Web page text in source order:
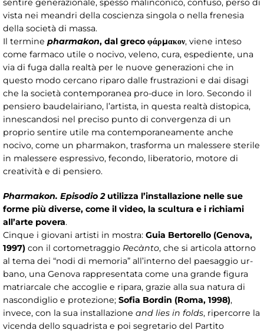
sentire generazionale, spesso malinconico, confuso, perso di
vista nei meandri della coscienza singola o nella frenesia
della società di massa.
Il termine pharmakon, dal greco φάρμακον, viene inteso
come farmaco utile o nocivo, veleno, cura, espediente, una
via di fuga dalla realtà per le nuove generazioni che in
questo modo cercano riparo dalle frustrazioni e dai disagi
che la società contemporanea pro-duce in loro. Secondo il
pensiero baudelairiano, l’artista, in questa realtà distopica,
innescandosi nel preciso punto di convergenza di un
proprio sentire utile ma contemporaneamente anche
nocivo, come un pharmakon, trasforma un malessere sterile
in malessere espressivo, fecondo, liberatorio, motore di
creatività e di pensiero.
Pharmakon. Episodio 2utilizza l’installazione nelle sue
forme più diverse, come il video, la scultura e i richiami
all’arte povera.
Cinque i giovani artisti in mostra: Guia Bertorello (Genova,
1997) con il cortometraggio Recànto, che si articola attorno
al tema dei “nodi di memoria” all’interno del paesaggio ur-
bano, una Genova rappresentata come una grande figura
matriarcale che accoglie e ripara, grazie alla sua natura di
nascondiglio e protezione; Sofia Bordin (Roma, 1998),
invece, con la sua installazione and lies in folds, ripercorre la
vicenda dello squadrista e poi segretario del Partito